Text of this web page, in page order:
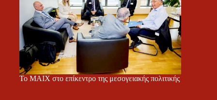
Το ΜΑΙΧ στο επίκεντρο της μεσογειακής πολιτικής